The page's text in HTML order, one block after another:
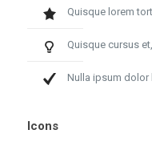
Quisque lorem
Quisque cursus
Nulla ipsum
Icons